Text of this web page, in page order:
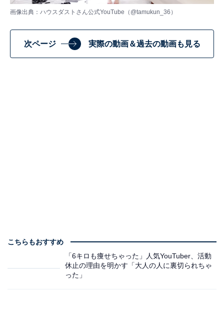
画像出典：ハウスダストさん公式YouTube（ @tamukun_36 ）
次ページ 実際の動画＆過去の動画も見る
こちらもおすすめ
「6キロも痩せちゃった」人気YouTuber、活動
休止の理由を明かす「大人の人に裏切られちゃ
った」